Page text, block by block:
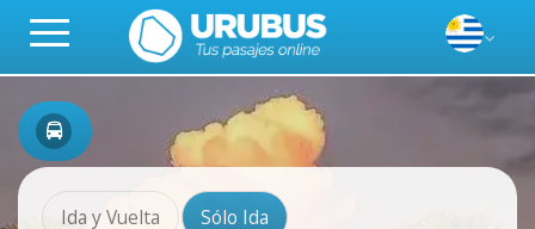
Ida y Vuelta Sólo Ida